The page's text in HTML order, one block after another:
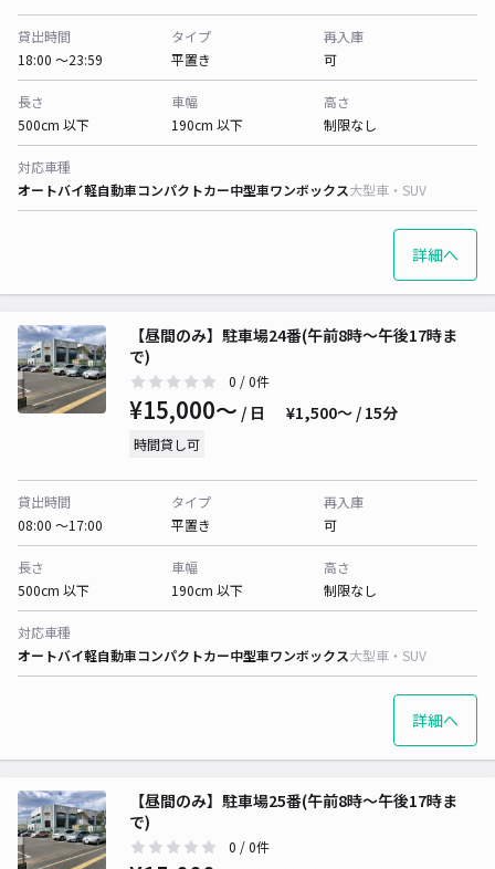
貸出時間
18:00 〜23:59
タイプ
平置き
再入庫
可
長さ
500cm 以下
車幅
190cm 以下
高さ
制限なし
対応車種
オートバイ軽自動車コンパクトカー中型車ワンボックス大型車・SUV
詳細へ
【昼間のみ】駐車場24番(午前8時～午後17時ま
で)
0 / 0件
¥15,000〜 / 日 ¥1,500〜 / 15分
時間貸し可
貸出時間
08:00 〜17:00
タイプ
平置き
再入庫
可
長さ
500cm 以下
車幅
190cm 以下
高さ
制限なし
対応車種
オートバイ軽自動車コンパクトカー中型車ワンボックス大型車・SUV
詳細へ
【昼間のみ】駐車場25番(午前8時～午後17時ま
で)
0 / 0件